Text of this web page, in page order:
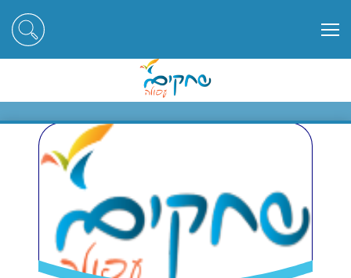
בי"ס לכדורסל - קטסל ב' יהלום ורון